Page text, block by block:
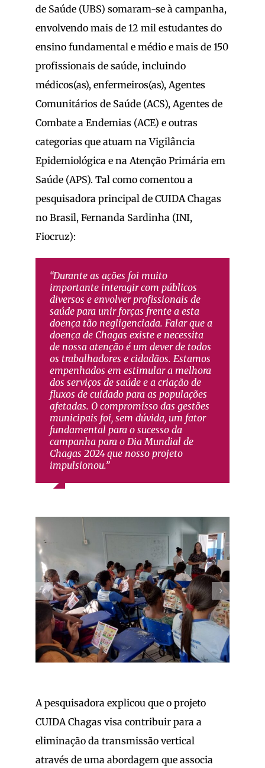
de Saúde (UBS) somaram-se à campanha,
envolvendo mais de 12 mil estudantes do
ensino fundamental e médio e mais de 150
profissionais de saúde, incluindo
médicos(as), enfermeiros(as), Agentes
Comunitários de Saúde (ACS), Agentes de
Combate a Endemias (ACE) e outras
categorias que atuam na Vigilância
Epidemiológica e na Atenção Primária em
Saúde (APS). Tal como comentou a
pesquisadora principal de CUIDA Chagas
no Brasil, Fernanda Sardinha (INI,
Fiocruz):
“Durante as ações foi muito
importante interagir com públicos
diversos e envolver profissionais de
saúde para unir forças frente a esta
doença tão negligenciada. Falar que a
doença de Chagas existe e necessita
de nossa atenção é um dever de todos
os trabalhadores e cidadãos. Estamos
empenhados em estimular a melhora
dos serviços de saúde e a criação de
fluxos de cuidado para as populações
afetadas. O compromisso das gestões
municipais foi, sem dúvida, um fator
fundamental para o sucesso da
campanha para o Dia Mundial de
Chagas 2024 que nosso projeto
impulsionou.”
A pesquisadora explicou que o projeto
CUIDA Chagas visa contribuir para a
eliminação da transmissão vertical
através de uma abordagem que associa